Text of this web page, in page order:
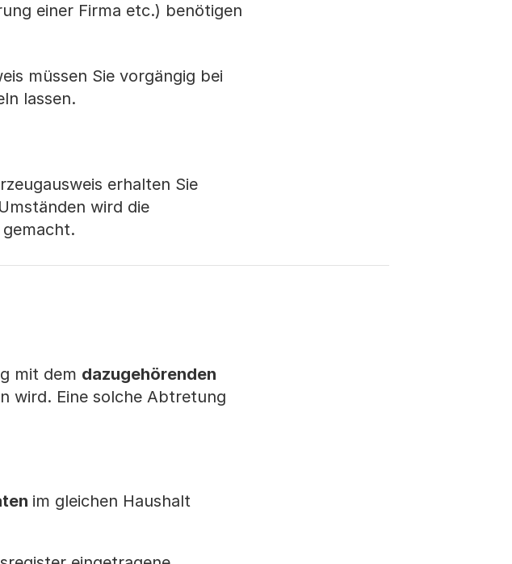
einer Firma etc.) benötigen
müssen Sie vorgängig bei
lassen.
erhalten Sie
wird die
mit dem dazugehörenden
wird. Eine solche Abtretung
im gleichen Haushalt